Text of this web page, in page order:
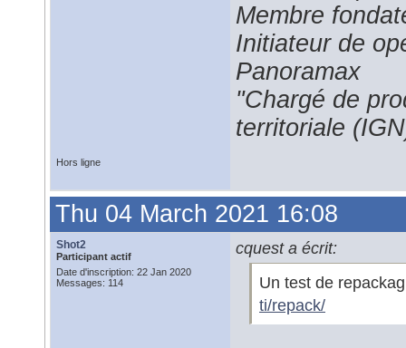
Membre
Initiateur de
Panoramax
"Chargé de
territoriale
Hors ligne
Thu 04 March 2021 16:08
Shot2
Participant actif
Date d'inscription: 22 Jan 2020
Messages: 114
cquest a écrit:
Un test de
ti/repack/